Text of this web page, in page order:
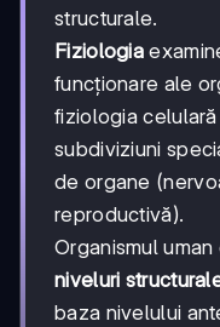
structurale.
Fiziologia
funcționare ale
fiziologia
subdiviziuni
de organe
reproductivă).
Organismul
niveluri
baza nivelului